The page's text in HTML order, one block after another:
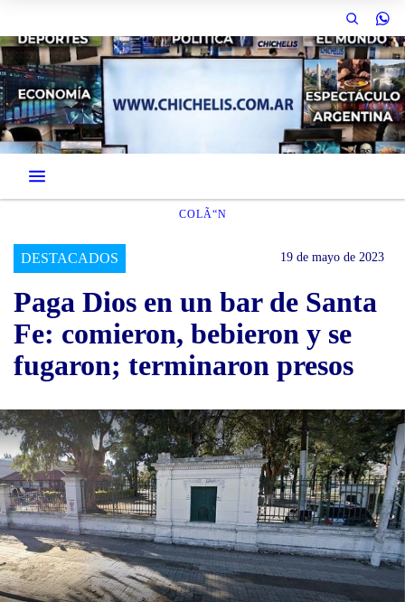
COLÃ“N
DESTACADOS 19 de mayo de 2023
Paga Dios en un bar de Santa
Fe: comieron, bebieron y se
fugaron; terminaron presos